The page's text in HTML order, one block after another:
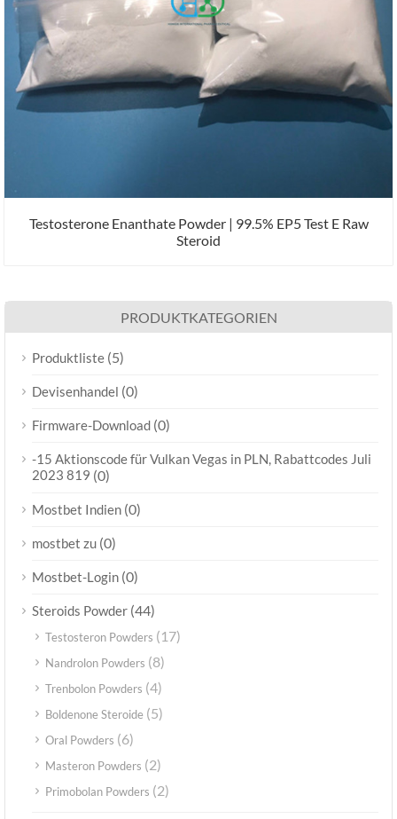
Testosterone Enanthate Powder | 99.5% EP5 Test E Raw
Steroid
PRODUKTKATEGORIEN
Produktliste (5)
Devisenhandel (0)
Firmware-Download (0)
-15 Aktionscode für Vulkan Vegas in PLN, Rabattcodes Juli
2023 819 (0)
Mostbet Indien (0)
mostbet zu (0)
Mostbet-Login (0)
Steroids Powder (44)
Testosteron Powders (17)
Nandrolon Powders (8)
Trenbolon Powders (4)
Boldenone Steroide (5)
Oral Powders (6)
Masteron Powders (2)
Primobolan Powders (2)